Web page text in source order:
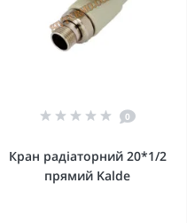
0
Кран радіаторний 20*1/2
прямий Kalde